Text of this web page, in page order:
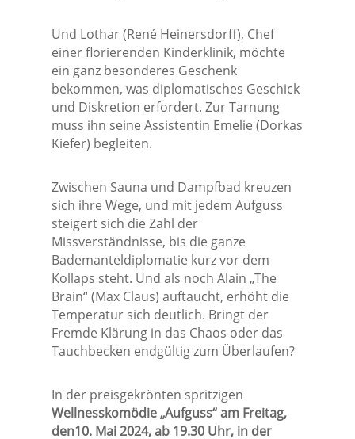
Und Lothar (René Heinersdorff), Chef
einer florierenden Kinderklinik, möchte
ein ganz besonderes Geschenk
bekommen, was diplomatisches Geschick
und Diskretion erfordert. Zur Tarnung
muss ihn seine Assistentin Emelie (Dorkas
Kiefer) begleiten.
Zwischen Sauna und Dampfbad kreuzen
sich ihre Wege, und mit jedem Aufguss
steigert sich die Zahl der
Missverständnisse, bis die ganze
Bademanteldiplomatie kurz vor dem
Kollaps steht. Und als noch Alain „The
Brain“ (Max Claus) auftaucht, erhöht die
Temperatur sich deutlich. Bringt der
Fremde Klärung in das Chaos oder das
Tauchbecken endgültig zum Überlaufen?
In der preisgekrönten spritzigen
Wellnesskomödie „Aufguss“am Freitag,
den10. Mai 2024, ab 19.30 Uhr, in der